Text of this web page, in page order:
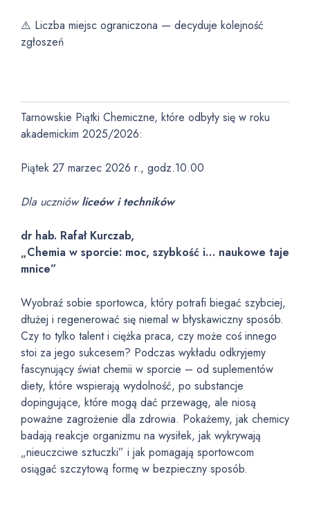
⚠️ Liczba miejsc ograniczona — decyduje kolejność
zgłoszeń
Tarnowskie Piątki Chemiczne, które odbyły się w roku
akademickim 2025/2026:
Piątek 27 marzec 2026 r., godz.10.00
Dla uczniówliceów i techników
dr hab. Rafał Kurczab,
„Chemia w sporcie: moc, szybkość i… naukowe taje
mnice”
Wyobraź sobie sportowca, który potrafi biegać szybciej,
dłużej i regenerować się niemal w błyskawiczny sposób.
Czy to tylko talent i ciężka praca, czy może coś innego
stoi za jego sukcesem? Podczas wykładu odkryjemy
fascynujący świat chemii w sporcie – od suplementów
diety, które wspierają wydolność, po substancje
dopingujące, które mogą dać przewagę, ale niosą
poważne zagrożenie dla zdrowia. Pokażemy, jak chemicy
badają reakcje organizmu na wysiłek, jak wykrywają
„nieuczciwe sztuczki” i jak pomagają sportowcom
osiągać szczytową formę w bezpieczny sposób.